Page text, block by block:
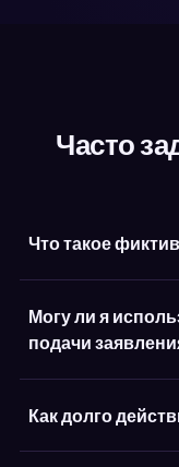
Часто
Что такое
Могу ли я
подачи
Как долго